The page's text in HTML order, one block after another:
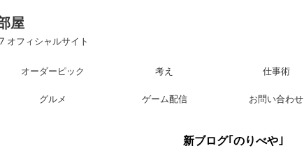
屋
オフィシャルサイト
オーダーピック 考え 仕事術
グルメ ゲーム配信 お問い合わせ
新ブログ｢のりべや｣